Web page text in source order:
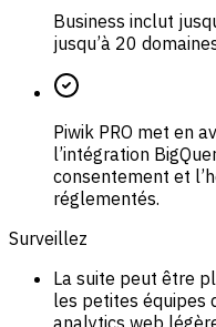
Business inclut
jusqu’à 20
Piwik PRO met en
l’intégration
consentement et
réglementés.
Surveillez
La suite peut être
les petites équipes
analytics web